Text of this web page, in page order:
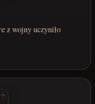
z wojny uczyniło